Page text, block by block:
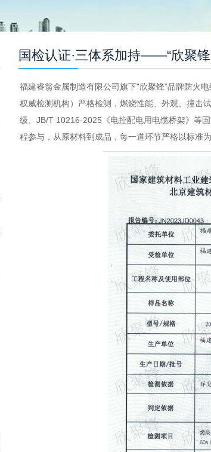
国检认证·三体系加持——“欣聚
福建睿翁金属制造有限公司旗下"欣聚锋"品牌防火
权威检测机构）严格检测，燃烧性能、外观、撞击
级、JB/T 10216-2025《电控配电用电缆桥架》等
程参与，从原材料到成品，每一道环节严格以标准